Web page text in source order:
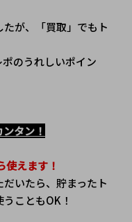
が、「買取」でもト
のうれしいポイン
タン！
使えます！
いたら、貯まったト
こともOK！